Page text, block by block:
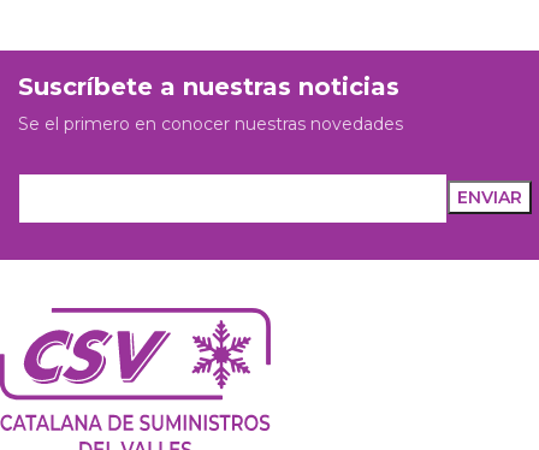
Suscríbete a nuestras noticias
Se el primero en conocer nuestras novedades